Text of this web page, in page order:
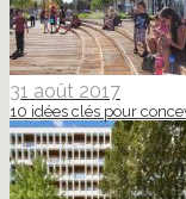
31 août 2017
10 idées clés pour